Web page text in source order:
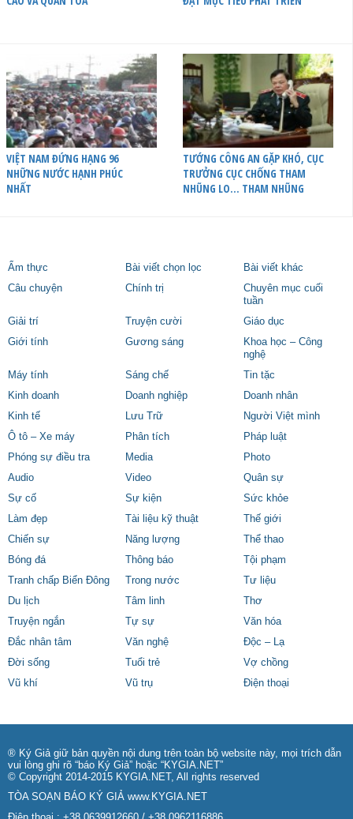
VIỆT NAM ĐỨNG HẠNG 96
NHỮNG NƯỚC HẠNH PHÚC
NHẤT
TƯỚNG CÔNG AN GẶP KHÓ, CỤC
TRƯỞNG CỤC CHỐNG THAM
NHŨNG LO… THAM NHŨNG
Ẩm thực Bài viết chọn lọc
Bài viết khác
Câu chuyện
Chính trị
Chuyên mục cuối
tuần
Giải trí
Truyện cười
Giáo dục
Giới tính
Gương sáng
Khoa học – Công
nghệ
Máy tính
Sáng chế
Tin tặc
Kinh doanh
Doanh nghiệp
Doanh nhân
Kinh tế
Lưu Trữ
Người Việt mình
Ô tô – Xe máy
Phân tích
Pháp luật
Phóng sự điều tra
Media
Photo
Audio
Video
Quân sự
Sự cố
Sự kiện
Sức khỏe
Làm đẹp
Tài liệu kỹ thuật
Thế giới
Chiến sự
Năng lượng
Thể thao
Bóng đá
Thông báo
Tội phạm
Tranh chấp Biển Đông
Trong nước
Tư liệu
Du lịch
Tâm linh
Thơ
Truyện ngắn
Tự sự
Văn hóa
Đắc nhân tâm
Văn nghệ
Độc – Lạ
Đời sống
Tuổi trẻ
Vợ chồng
Vũ khí
Vũ trụ Điện thoại
® Ký Giả giữ bản quyền nội dung trên toàn bộ website này, mọi trích dẫn
vui lòng ghi rõ “báo Ký Giả” hoặc “KYGIA.NET”
© Copyright 2014-2015 KYGIA.NET, All rights reserved
TÒA SOẠN BÁO KÝ GIẢ www.KYGIA.NET